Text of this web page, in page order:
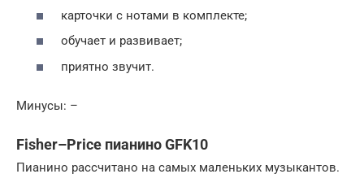
карточки с нотами в комплекте;
обучает и развивает;
приятно звучит.
Минусы: –
Fisher–Price пианино GFK10
Пианино рассчитано на самых маленьких музыкантов.